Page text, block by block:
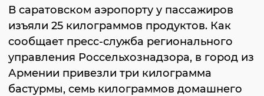
В саратовском аэропорту у пассажиров
изъяли 25 килограммов продуктов. Как
сообщает пресс-служба регионального
управления Россельхознадзора, в город из
Армении привезли три килограмма
бастурмы, семь килограммов домашнего